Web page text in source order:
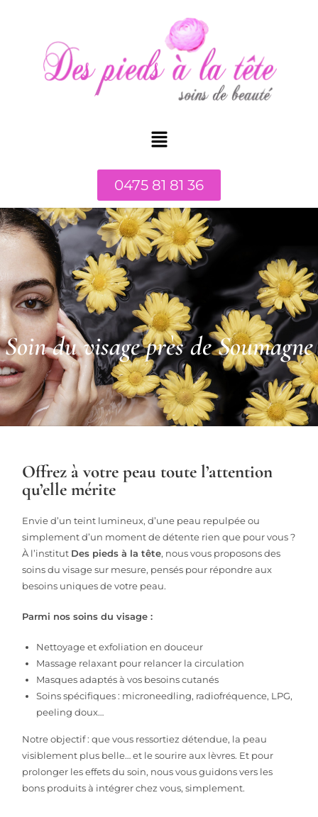
0475 81 81 36
Soin du visage près de Soumagne
Offrez à votre peau toute l’attention
qu’elle mérite
Envie d’un teint lumineux, d’une peau repulpée ou
simplement d’un moment de détente rien que pour vous ?
À l’institut Des pieds à la tête, nous vous proposons des
soins du visage sur mesure, pensés pour répondre aux
besoins uniques de votre peau.
Parmi nos soins du visage :
Nettoyage et exfoliation en douceur
Massage relaxant pour relancer la circulation
Masques adaptés à vos besoins cutanés
Soins spécifiques : microneedling, radiofréquence, LPG,
peeling doux…
Notre objectif : que vous ressortiez détendue, la peau
visiblement plus belle… et le sourire aux lèvres. Et pour
prolonger les effets du soin, nous vous guidons vers les
bons produits à intégrer chez vous, simplement.